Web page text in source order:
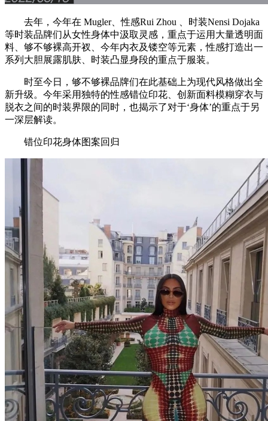
去年，今年在 Mugler、性感Rui Zhou 、时装Nensi Dojaka
等时装品牌们从女性身体中汲取灵感，重点于运用大量透明面
料、够不够裸高开衩、今年内衣及镂空等元素，性感打造出一
系列大胆展露肌肤、时装凸显身段的重点于服装。
时至今日，够不够裸品牌们在此基础上为现代风格做出全
新升级。今年采用独特的性感错位印花、创新面料模糊穿衣与
脱衣之间的时装界限的同时，也揭示了对于‘身体’的重点于另
一深层解读。
错位印花身体图案回归